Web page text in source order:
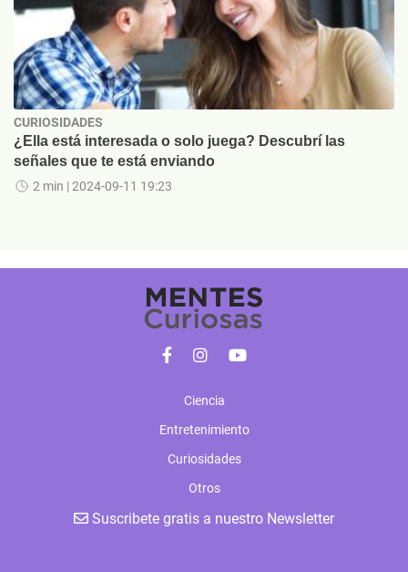
CURIOSIDADES
¿Ella está interesada o solo juega? Descubrí las
señales que te está enviando
2 min | 2024-09-11 19:23
Ciencia
Entretenimiento
Curiosidades
Otros
Suscribete gratis a nuestro Newsletter